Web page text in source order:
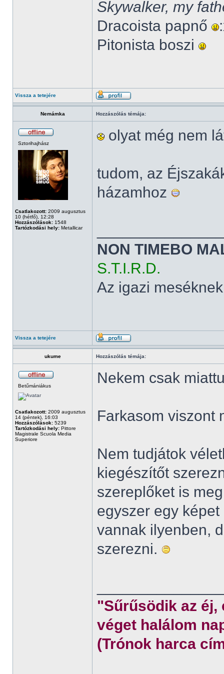
Skywalker, my
Dracoista papnő
Pitonista boszi
Vissza a tetejére
Nemámka Hozzászólás témája:
Sztorihajhász
Csatlakozott: 2009 augusztus
10 (hétfő), 12:28
Hozzászólások: 1548
Tartózkodási hely: Metallicar
olyat még nem
tudom, az
házamhoz
NON TIMEBO
S.T.I.R.D.
Az igazi
Vissza a tetejére
ukume Hozzászólás témája:
Betűmániákus
Csatlakozott: 2009 augusztus
14 (péntek), 16:03
Hozzászólások: 5239
Tartózkodási hely: Pittore
Magistrale Scuola Media
Superiore
Nekem csak
Farkasom viszont
Nem tudjátok
kiegészítőt
szereplőket is
egyszer egy
vannak ilyenben,
szerezni.
"Sűrűsödik az éj,
véget halálom
(Trónok harca